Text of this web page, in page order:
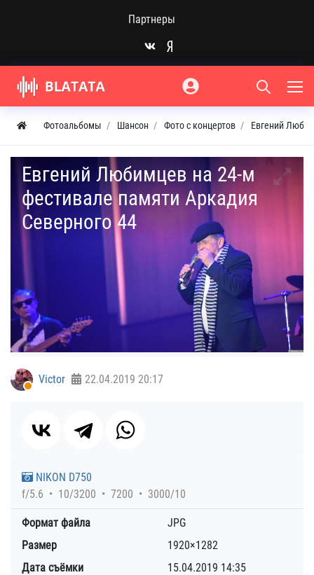
Партнеры
Фотоальбомы Шансон Фото с концертов Евгений
Евгений Любимцев на 24-м
фестивале памяти Аркадия
Северного 44
Victor 22.04.2019 20:17
NIKON D750
f/5.6
10/3200 7200 3000/10
Формат файла
JPG
Размер
1920×1282
Дата съёмки
15.04.2019 14:35